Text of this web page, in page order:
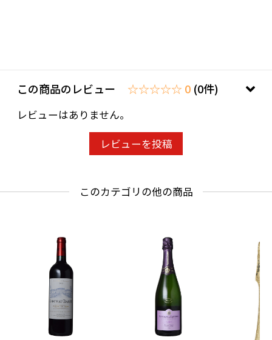
この商品のレビュー ☆☆☆☆☆ 0 (0件)
レビューはありません。
レビューを投稿
このカテゴリの他の商品